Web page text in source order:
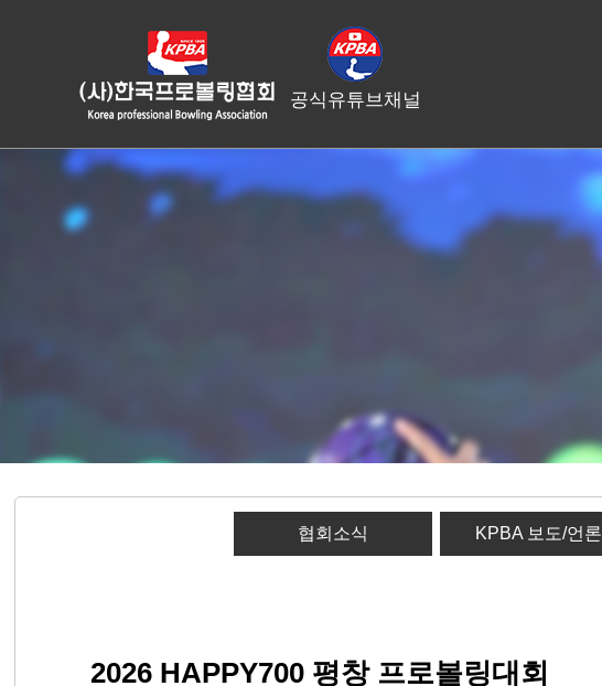
공식유튜브채널
협회소식 KPBA 보도/언론
2026 HAPPY700 평창 프로볼링대회